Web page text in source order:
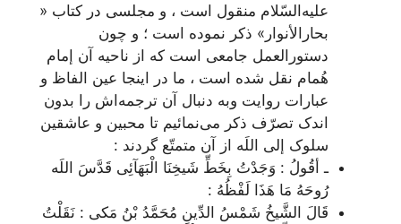
علیه‌السّلام منقول است ، و مجلسی در کتاب «
بحارالأنوار» ذکر نموده است ؛ و چون
دستورالعمل جامعی است که از ناحیه‌ آن إمام
هُمام نقل شده است ، ما در اینجا عین الفاظ و
عبارات روایت وبه دنبال آن ترجمه‌اش را بدون
اندک تصرّف ذکر می‌نمائیم تا محبین و عاشقین
سلوک إلی اللَه از آن متمتّع گردند :
ـ أقُولُ : وَجَدْتُ بِخَطِّ شَیخِنَا الْبَهَآئِی قَدَّسَ اللَه
رُوحَهُ مَا هَذَا لَفْظُهُ :
قَالَ الشَّیخُ شَمْسُ الدِّینِ مُحَمَّدُ بْنُ مَکی : نَقَلْتُ